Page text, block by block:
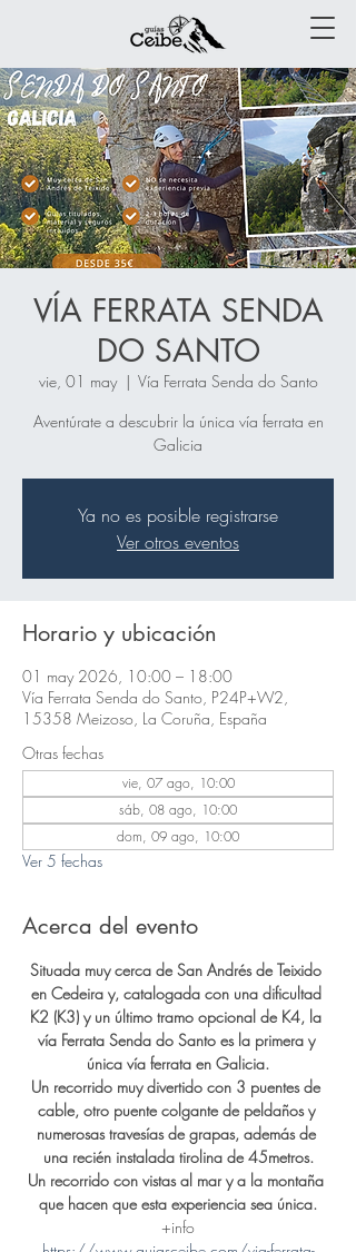
VÍA FERRATA SENDA
DO SANTO
vie, 01 may
  |
Vía Ferrata Senda do Santo
Aventúrate a descubrir la única vía ferrata en
Galicia
Ya no es posible registrarse
Ver otros eventos
Horario y ubicación
01 may 2026, 10:00 – 18:00
Vía Ferrata Senda do Santo, P24P+W2,
15358 Meizoso, La Coruña, España
Otras fechas
vie, 07 ago, 10:00
sáb, 08 ago, 10:00
dom, 09 ago, 10:00
Ver 5 fechas
Acerca del evento
Situada muy cerca de San Andrés de Teixido
en Cedeira y, catalogada con una dificultad
K2 (K3) y un último tramo opcional de K4, la
vía Ferrata Senda do Santo es la primera y
única vía ferrata en Galicia.
Un recorrido muy divertido con 3 puentes de
cable, otro puente colgante de peldaños y
numerosas travesías de grapas, además de
una recién instalada tirolina de 45metros.
Un recorrido con vistas al mar y a la montaña
que hacen que esta experiencia sea única.
+info